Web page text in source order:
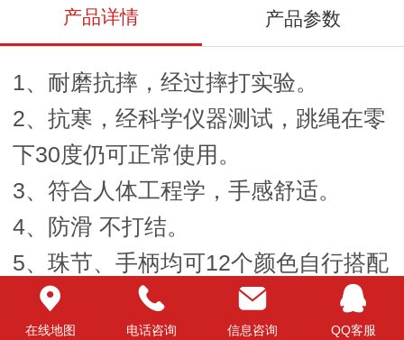
产品详情 产品参数
1、耐磨抗摔，经过摔打实验。
2、抗寒，经科学仪器测试，跳绳在零
下30度仍可正常使用。
3、符合人体工程学，手感舒适。
4、防滑 不打结。
5、珠节、手柄均可12个颜色自行搭配
选择。
6、绳长可自由调节。
在线地图 电话咨询 信息咨询 QQ客服